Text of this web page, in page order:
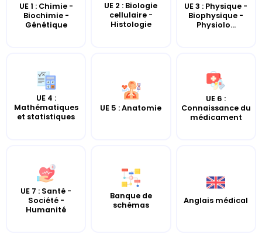
UE 1 : Chimie -
Biochimie -
Génétique
UE 2 : Biologie
cellulaire -
Histologie
UE 3 : Physique -
Biophysique -
Physiolo...
UE 4 :
Mathématiques
et statistiques
UE 5 : Anatomie
UE 6 :
Connaissance du
médicament
UE 7 : Santé -
Société -
Humanité
Banque de
schémas
Anglais médical